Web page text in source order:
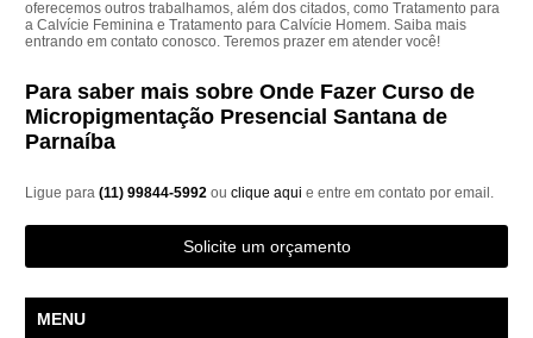
oferecemos outros trabalhamos, além dos citados, como Tratamento para
a Calvície Feminina e Tratamento para Calvície Homem. Saiba mais
entrando em contato conosco. Teremos prazer em atender você!
Para saber mais sobre Onde Fazer Curso de
Micropigmentação Presencial Santana de
Parnaíba
Ligue para(11) 99844-5992ouclique aqui e entre em contato por email.
Solicite um orçamento
MENU